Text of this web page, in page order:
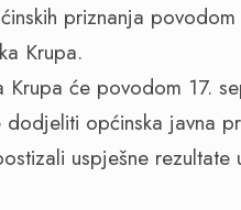
priznanja povodom
Krupa.
će povodom 17.
općinska javna
uspješne rezultate